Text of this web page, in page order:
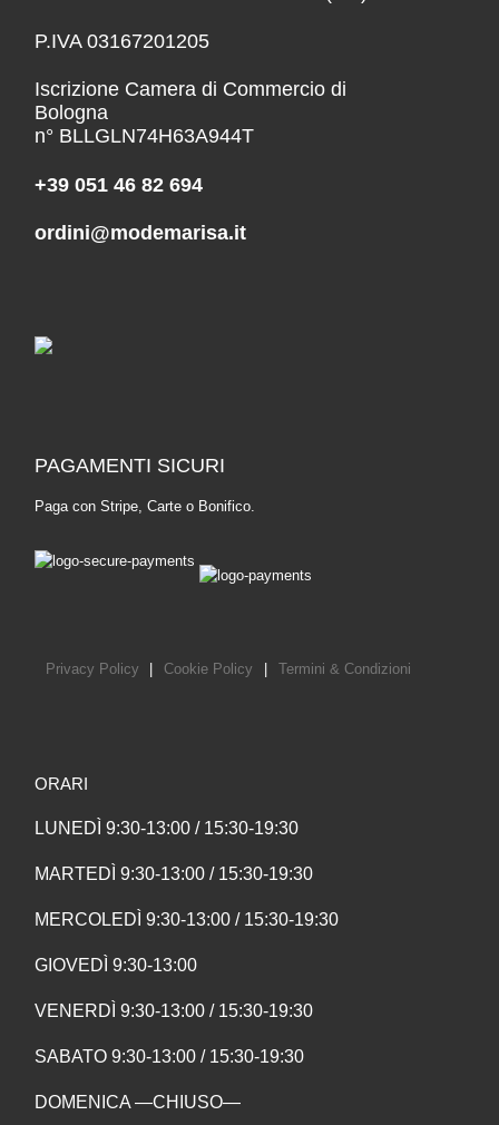
P.IVA 03167201205
Iscrizione Camera di Commercio di
Bologna
n° BLLGLN74H63A944T
+39 051 46 82 694
ordini@modemarisa.it
PAGAMENTI SICURI
Paga con Stripe, Carte o Bonifico.
Privacy Policy Cookie Policy Termini & Condizioni
ORARI
LUNEDÌ 9:30-13:00 / 15:30-19:30
MARTEDÌ 9:30-13:00 / 15:30-19:30
MERCOLEDÌ 9:30-13:00 / 15:30-19:30
GIOVEDÌ 9:30-13:00
VENERDÌ 9:30-13:00 / 15:30-19:30
SABATO 9:30-13:00 / 15:30-19:30
DOMENICA —CHIUSO—